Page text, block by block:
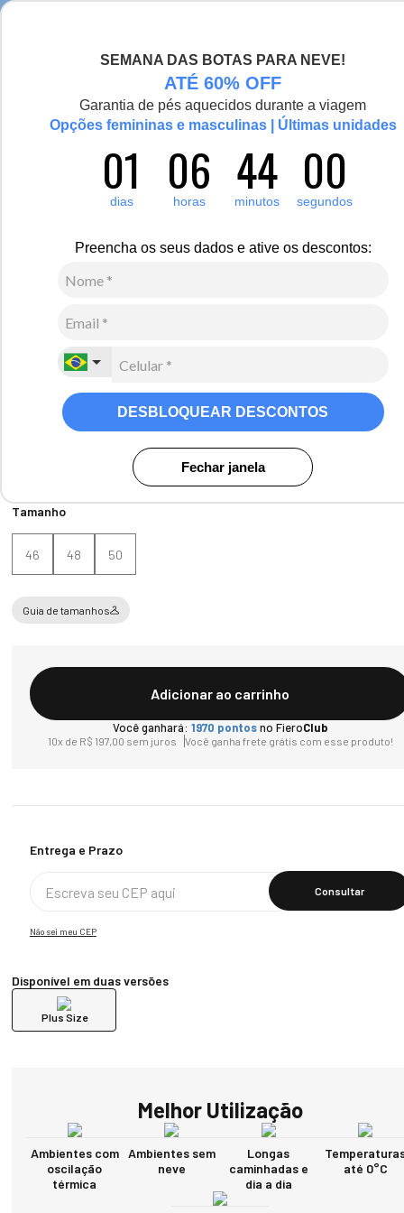
SEMANA DAS BOTAS PARA NEVE!
ATÉ 60% OFF
Garantia de pés aquecidos durante a viagem
Opções femininas e masculinas | Últimas unidades
01
dias 06
horas 44
minutos 00
segundos
Preencha os seus dados e ative os descontos:
DESBLOQUEAR DESCONTOS
Fechar janela
Vídeo
Vestuário Casaco
Zonda de pluma
00
197,00sem juros
(5% OFF no PIX/Boleto)
Castanho
Tamanho
46 48 50
Guia de tamanhos
Adicionar ao carrinho
Você ganhará: 1970 pontosno FieroClub
10x de R$ 197,00 sem juros Você ganha frete grátis com esse produto!
Não sei meu CEP
Calcular O Frete
Disponível em duas versões
Plus Size
Melhor Utilização
Ambientes com
oscilação
térmica
Ambientes sem
neve
Longas
caminhadas e
dia a dia
até 0°C